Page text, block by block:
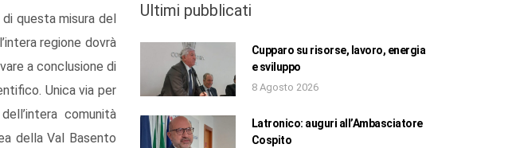
questa misura del
regione dovrà
a conclusione di
Unica via per
comunità
della Val Basento
Ultimi pubblicati
Cupparo su risorse, lavoro, energia
e sviluppo
8 Agosto 2026
Latronico: auguri all’Ambasciatore
Cospito